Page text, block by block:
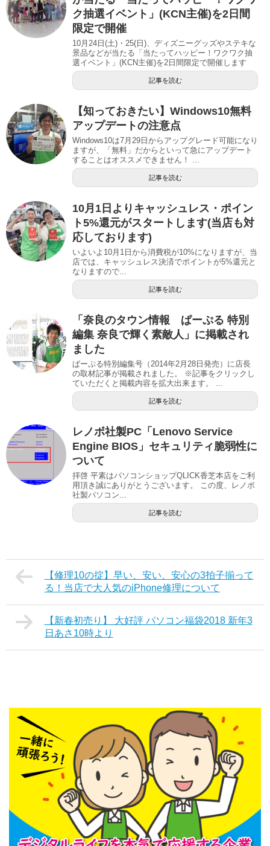
ク抽選イベント」(KCN主催)を2日間
限定で開催
10月24日(土)・25(日)、ディズニーグッズやステキな
景品などが当たる「当たってハッピー！ワクワク抽
選イベント」(KCN主催)を2日間限定で開催します
記事を読む
【知っておきたい】Windows10無料
アップデートの注意点
Windows10は7月29日からアップグレード可能になり
ますが、「無料」だからといって急にアップデート
することはオススメできません！ ...
記事を読む
10月1日よりキャッシュレス・ポイン
ト5%還元がスタートします(当店も対
応しております)
いよいよ10月1日から消費税が10%になりますが、当
店では、キャッシュレス決済でポイントが5%還元と
なりますので...
記事を読む
「奈良のタウン情報 ぱーぷる 特別
編集 奈良で輝く素敵人」に掲載され
ました
ぱーぷる特別編集号（2014年2月28日発売）に店長
の取材記事が掲載されました。 ※記事をクリックし
ていただくと掲載内容を拡大出来ます。 ...
記事を読む
レノボ社製PC「Lenovo Service
Engine BIOS」セキュリティ脆弱性に
ついて
拝啓 平素はパソコンショップQLICK香芝本店をご利
用頂き誠にありがとうございます。 この度、レノボ
社製パソコン...
記事を読む
【修理10の掟】早い、安い、安心の3拍子揃って
る！当店で大人気のiPhone修理について
【新春初売り】 大好評 パソコン福袋2018 新年3
日あさ10時より